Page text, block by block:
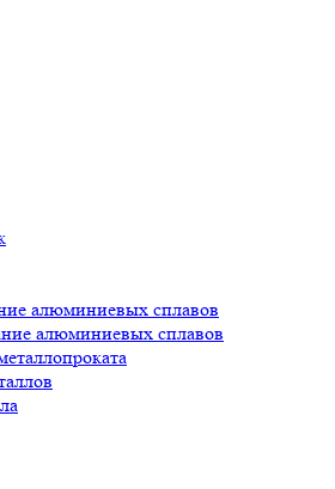
алюминиевых сплавов
алюминиевых сплавов